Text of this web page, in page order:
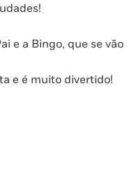
e a Bingo, que se
e é muito divertido!